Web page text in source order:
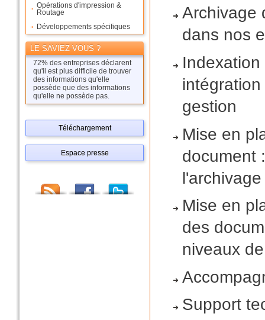
Opérations d'impression &
Routage
Développements spécifiques
LE SAVIEZ-VOUS ?
72% des entreprises déclarent
qu'il est plus difficile de trouver
des informations qu'elle
possède que des informations
qu'elle ne possède pas.
Téléchargement
Espace presse
Archivage
dans nos
gestion
Mise en
document
Mise en
des
niveaux
Support